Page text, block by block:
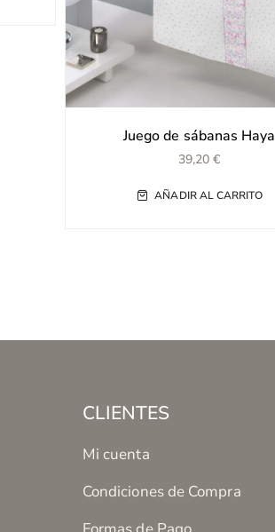
Juego de sábanas Haya
39,20€
AÑADIR AL CARRITO
CLIENTES
Mi cuenta
Condiciones de Compra